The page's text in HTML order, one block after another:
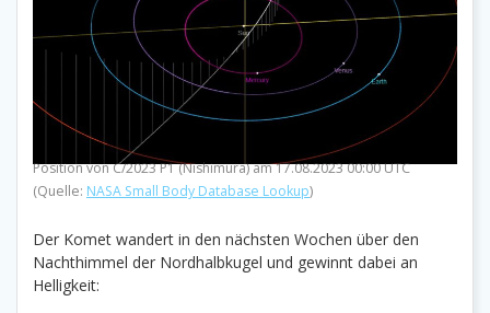
Position von C/2023 P1 (Nishimura) am 17.08.2023 00:00 UTC
(Quelle: NASA Small Body Database Lookup)
Der Komet wandert in den nächsten Wochen über den
Nachthimmel der Nordhalbkugel und gewinnt dabei an
Helligkeit: